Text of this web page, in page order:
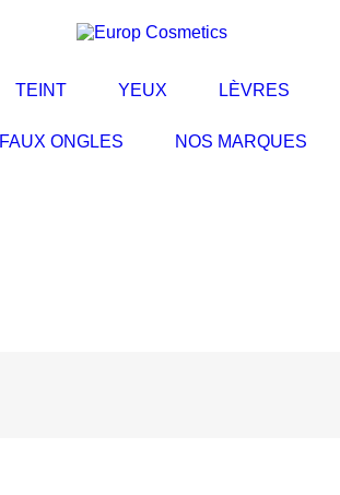
TEINT YEUX LÈVRES
FAUX ONGLES NOS MARQUES